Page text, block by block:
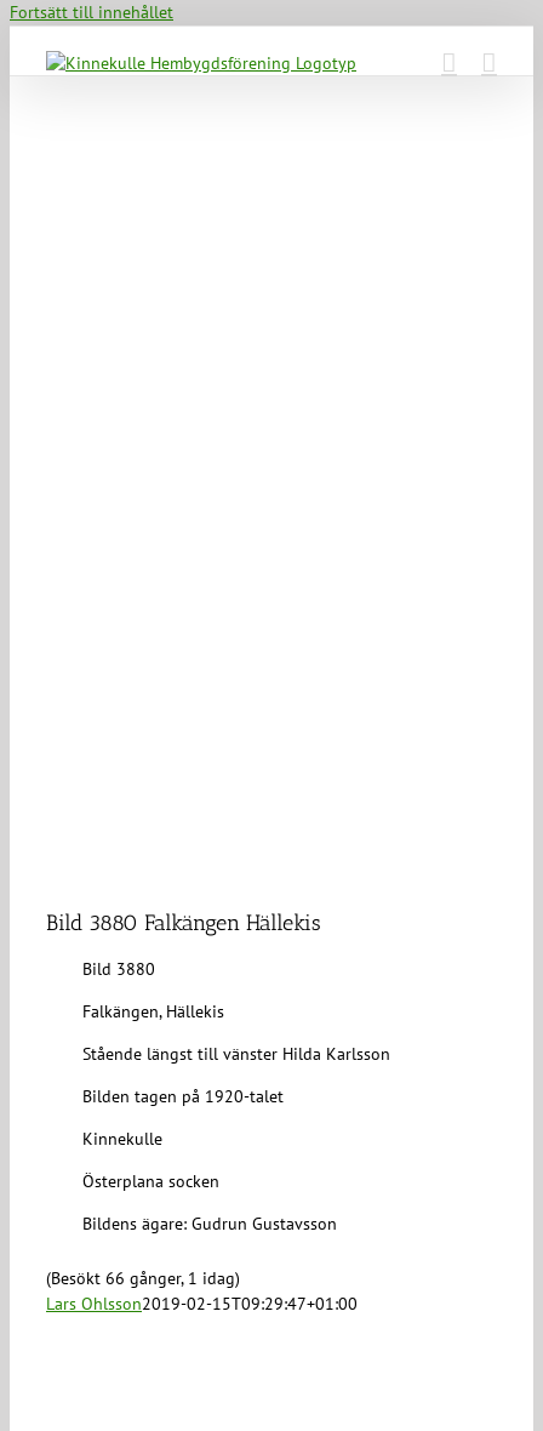
Fortsätt till innehållet
Bild 3880 Falkängen Hällekis
Bild 3880
Falkängen, Hällekis
Stående längst till vänster Hilda Karlsson
Bilden tagen på 1920-talet
Kinnekulle
Österplana socken
Bildens ägare: Gudrun Gustavsson
(Besökt 66 gånger, 1 idag)
Lars Ohlsson2019-02-15T09:29:47+01:00